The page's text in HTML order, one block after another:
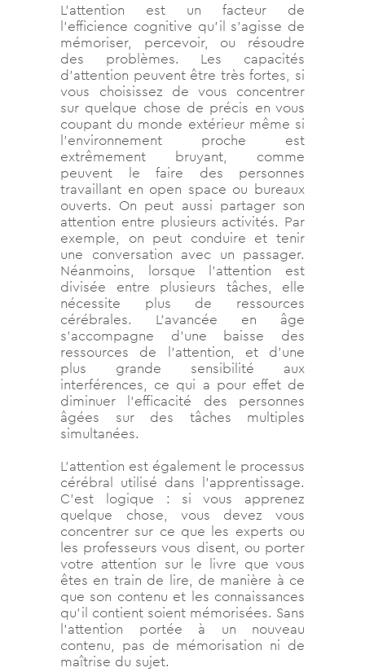
L’attention est un facteur de
l’efficience cognitive qu’il s’agisse de
mémoriser, percevoir, ou résoudre
des problèmes. Les capacités
d’attention peuvent être très fortes, si
vous choisissez de vous concentrer
sur quelque chose de précis en vous
coupant du monde extérieur même si
l’environnement proche est
extrêmement bruyant, comme
peuvent le faire des personnes
travaillant en open space ou bureaux
ouverts. On peut aussi partager son
attention entre plusieurs activités. Par
exemple, on peut conduire et tenir
une conversation avec un passager.
Néanmoins, lorsque l’attention est
divisée entre plusieurs tâches, elle
nécessite plus de ressources
cérébrales. L’avancée en âge
s’accompagne d’une baisse des
ressources de l’attention, et d’une
plus grande sensibilité aux
interférences, ce qui a pour effet de
diminuer l’efficacité des personnes
âgées sur des tâches multiples
simultanées.
L’attention est également le processus
cérébral utilisé dans l’apprentissage.
C’est logique : si vous apprenez
quelque chose, vous devez vous
concentrer sur ce que les experts ou
les professeurs vous disent, ou porter
votre attention sur le livre que vous
êtes en train de lire, de manière à ce
que son contenu et les connaissances
qu’il contient soient mémorisées. Sans
l’attention portée à un nouveau
contenu, pas de mémorisation ni de
maîtrise du sujet.